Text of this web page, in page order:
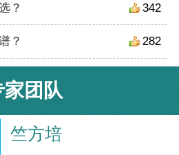
342
？
282
？
家团队
竺方培